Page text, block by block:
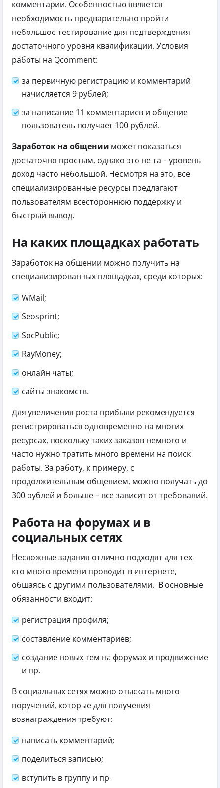
комментарии. Особенностью является
необходимость предварительно пройти
небольшое тестирование для подтверждения
достаточного уровня квалификации. Условия
работы на Qcomment:
за первичную регистрацию и комментарий
начисляется 9 рублей;
за написание 11 комментариев и общение
пользователь получает 100 рублей.
Заработок на общении может показаться
достаточно простым, однако это не та – уровень
доход часто небольшой. Несмотря на это, все
специализированные ресурсы предлагают
пользователям всестороннюю поддержку и
быстрый вывод.
На каких площадках работать
Заработок на общении можно получить на
специализированных площадках, среди которых:
WMail;
Seosprint;
SocPublic;
RayMoney;
онлайн чаты;
сайты знакомств.
Для увеличения роста прибыли рекомендуется
регистрироваться одновременно на многих
ресурсах, поскольку таких заказов немного и
часто нужно тратить много времени на поиск
работы. За работу, к примеру, с
продолжительным общением, можно получать до
300 рублей и больше – все зависит от требований.
Работа на форумах и в
социальных сетях
Несложные задания отлично подходят для тех,
кто много времени проводит в интернете,
общаясь с другими пользователями. В основные
обязанности входит:
регистрация профиля;
составление комментариев;
создание новых тем на форумах и продвижение
и пр.
В социальных сетях можно отыскать много
поручений, которые для получения
вознаграждения требуют:
написать комментарий;
поделиться записью;
вступить в группу и пр.